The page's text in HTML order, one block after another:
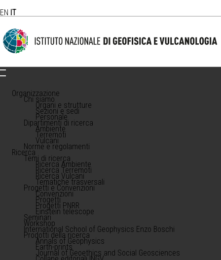
EN IT
Organizzazione
Chi siamo
Organi e strutture
Sezioni e sedi
Personale
Dipartimenti di ricerca
Ambiente
Terremoti
Vulcani
Norme e regolamenti
Ricerca
Temi di ricerca
Ricerca Ambiente
Ricerca Terremoti
Ricerca Vulcani
Tematiche trasversali
Progetti e Convenzioni
Convenzioni
Progetti
Progetti PNRR
Einstein telescope
Seminari
Workshop
International School of Geophysics Enzo Boschi
Prodotti della ricerca
Annals of Geophysics
Earth-prints
Journal of Geoethics and Social Geosciences